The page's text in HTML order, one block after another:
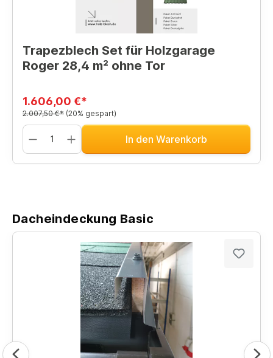
Trapezblech Set für Holzgarage
Roger 28,4 m² ohne Tor
1.606,00 €*
2.007,50 €* (20% gespart)
In den Warenkorb
Dacheindeckung Basic